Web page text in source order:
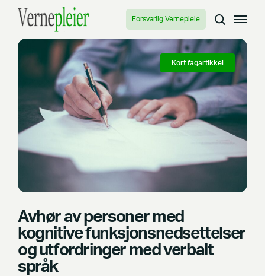
Forsvarlig Vernepleie
Kort fagartikkel
Avhør av personer med
kognitive funksjonsnedsettelser
og utfordringer med verbalt
språk